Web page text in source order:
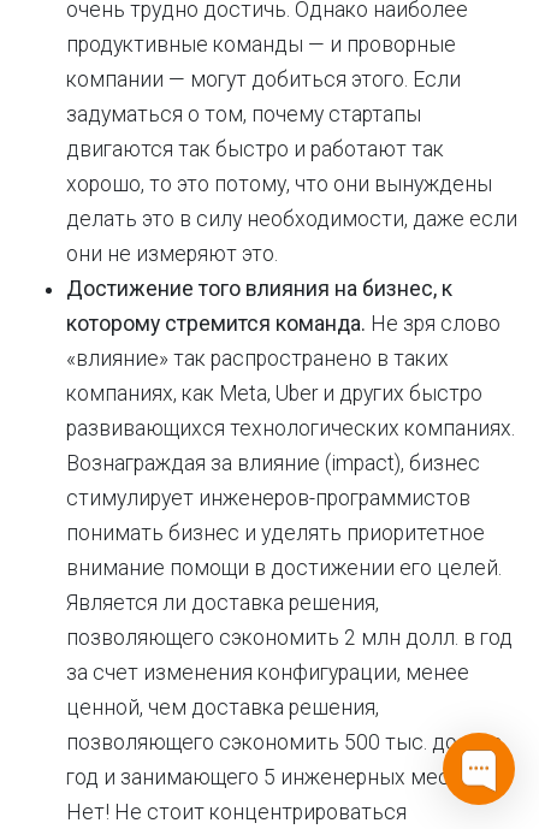
очень трудно достичь. Однако наиболее
продуктивные команды — и проворные
компании — могут добиться этого. Если
задуматься о том, почему стартапы
двигаются так быстро и работают так
хорошо, то это потому, что они вынуждены
делать это в силу необходимости, даже если
они не измеряют это.
Достижение того влияния на бизнес, к
которому стремится команда. Не зря слово
«влияние» так распространено в таких
компаниях, как Meta, Uber и других быстро
развивающихся технологических компаниях.
Вознаграждая за влияние (impact), бизнес
стимулирует инженеров-программистов
понимать бизнес и уделять приоритетное
внимание помощи в достижении его целей.
Является ли доставка решения,
позволяющего сэкономить 2 млн долл. в год
за счет изменения конфигурации, менее
ценной, чем доставка решения,
позволяющего сэкономить 500 тыс. долл. в
год и занимающего 5 инженерных месяцев?
Нет! Не стоит концентрироваться